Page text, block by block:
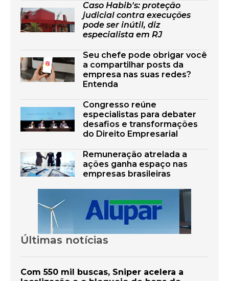
Caso Habib's: proteção
judicial contra execuções
pode ser inútil, diz
especialista em RJ
Seu chefe pode obrigar você
a compartilhar posts da
empresa nas suas redes?
Entenda
Congresso reúne
especialistas para debater
desafios e transformações
do Direito Empresarial
Remuneração atrelada a
ações ganha espaço nas
empresas brasileiras
Últimas notícias
Com 550 mil buscas, Sniper acelera a